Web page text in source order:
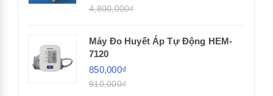
4,800,000₫
Máy Đo Huyết Áp Tự Động HEM-
7120
850,000₫
910,000₫